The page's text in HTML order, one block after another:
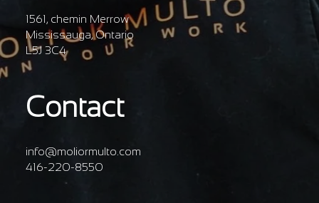
1561, chemin Merrow
Mississauga, Ontario
L5J 3C4
Contact
info@moliormulto.com
416-220-8550